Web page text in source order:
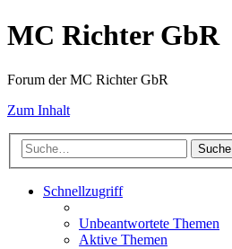
MC Richter GbR
Forum der MC Richter GbR
Zum Inhalt
Suche
Schnellzugriff
Unbeantwortete Themen
Aktive Themen